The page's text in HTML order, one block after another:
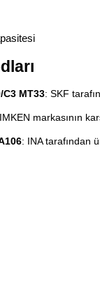
C3 MT33: SKF
markasının
: INA tarafından